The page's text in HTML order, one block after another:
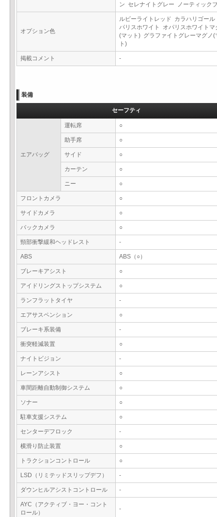
ン セレナイトグレー ノーティック
オプション色
ルビーライトレッド カラハリゴー
パリスホワイト オパリスホワイトマ
(マット) グラファイトグレーマグノ(
ト)
掲載コメント -
装備
セーフティ
エアバッグ
運転席 ○
助手席 ○
サイド ○
カーテン ○
ニー ○
フロントカメラ ○
サイドカメラ ○
バックカメラ ○
頸部衝撃緩和ヘッドレスト -
ABS ABS（○）
ブレーキアシスト ○
アイドリングストップシステム ○
ランフラットタイヤ -
エアサスペンション ○
ブレーキ系装備 -
衝突軽減装置 ○
ナイトビジョン -
レーンアシスト ○
車間距離自動制御システム ○
ソナー ○
駐車支援システム ○
センターデフロック -
横滑り防止装置 ○
トラクションコントロール ○
LSD（リミテッドスリップデフ） -
ダウンヒルアシストコントロール -
AYC（アクティブ・ヨー・コント
ロール）
-